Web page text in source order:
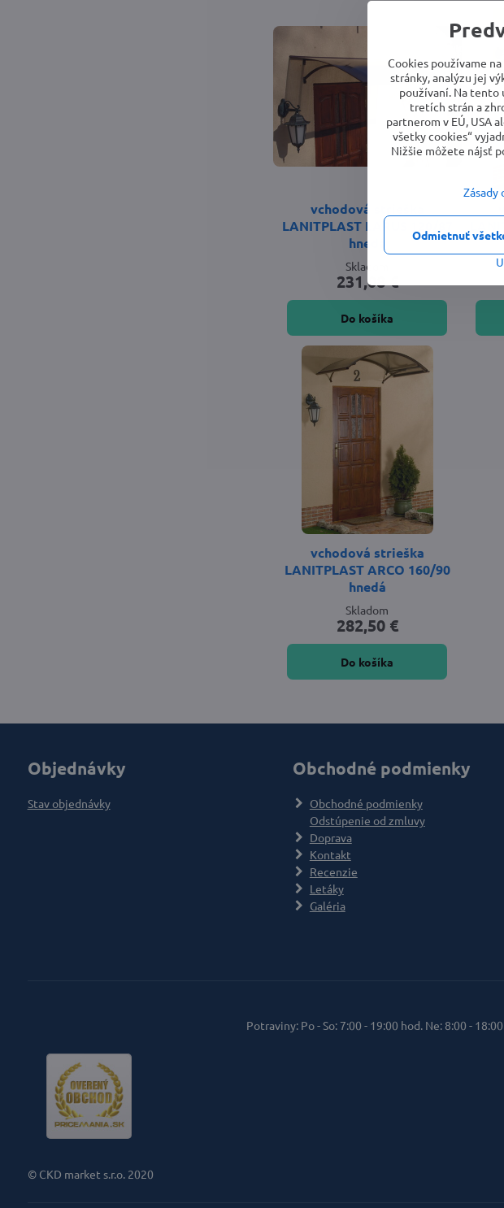
vchodová strieška
LANITPLAST LARUS 120/87
hnedá
Skladom
231,08 €
Do košíka
vchodová strieška
LANITPLAST ARCO 160/90
hnedá
Skladom
282,50 €
Do košíka
Objednávky
Stav objednávky
Obchodné podmienky
Obchodné podmienky
Odstúpenie od zmluvy
Doprava
Kontakt
Recenzie
Letáky
Galéria
Potraviny: Po - So: 7:00 - 19:00 hod. Ne: 8:00 -
© CKD market s.r.o. 2020
Cookies používame
stránky, analýzu jej
používaní. Na tento
tretích strán a
partnerom v EÚ, USA
všetky cookies“
Nižšie môžete nájsť
Zásady
Odmietnuť